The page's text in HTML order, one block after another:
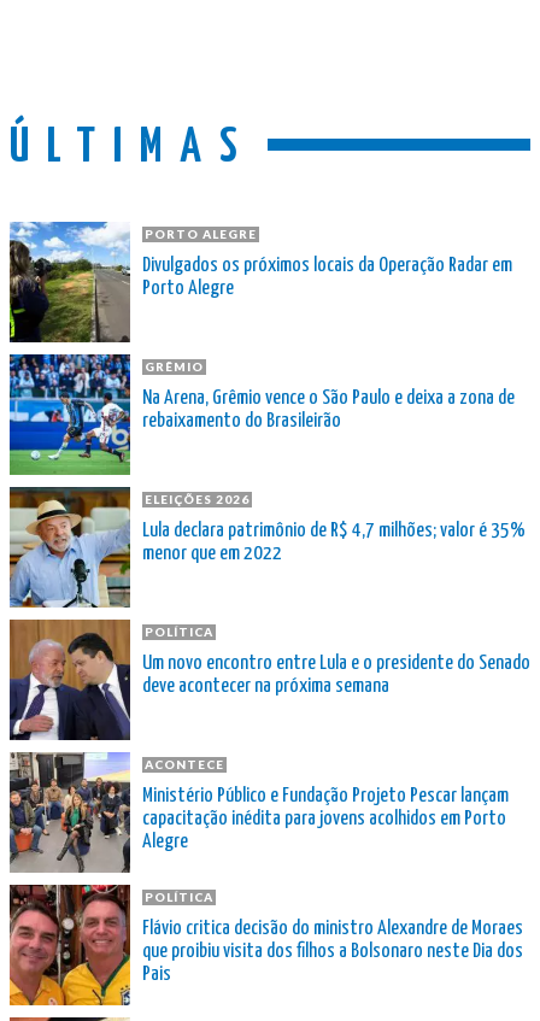
ÚLTIMAS
PORTO ALEGRE
Divulgados os próximos locais da Operação Radar em
Porto Alegre
GRÊMIO
Na Arena, Grêmio vence o São Paulo e deixa a zona de
rebaixamento do Brasileirão
ELEIÇÕES 2026
Lula declara patrimônio de R$ 4,7 milhões; valor é 35%
menor que em 2022
POLÍTICA
Um novo encontro entre Lula e o presidente do Senado
deve acontecer na próxima semana
ACONTECE
Ministério Público e Fundação Projeto Pescar lançam
capacitação inédita para jovens acolhidos em Porto
Alegre
POLÍTICA
Flávio critica decisão do ministro Alexandre de Moraes
que proibiu visita dos filhos a Bolsonaro neste Dia dos
Pais